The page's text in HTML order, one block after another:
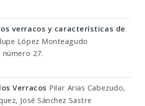
verracos y características de
López Monteagudo
número 27.
Verracos Pilar Arias Cabezudo,
José Sánchez Sastre